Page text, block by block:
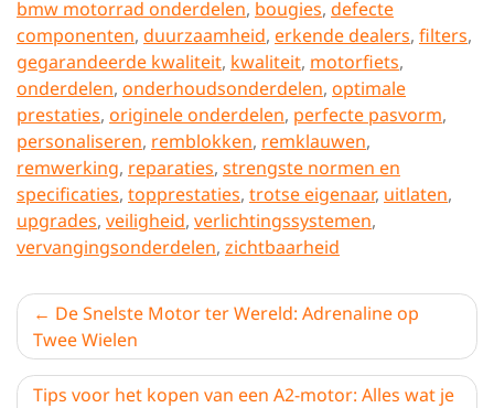
bmw motorrad onderdelen, bougies, defecte
componenten, duurzaamheid, erkende dealers, filters,
gegarandeerde kwaliteit, kwaliteit, motorfiets,
onderdelen, onderhoudsonderdelen, optimale
prestaties, originele onderdelen, perfecte pasvorm,
personaliseren, remblokken, remklauwen,
remwerking, reparaties, strengste normen en
specificaties, topprestaties, trotse eigenaar, uitlaten,
upgrades, veiligheid, verlichtingssystemen,
vervangingsonderdelen, zichtbaarheid
Berichtnavigatie
De Snelste Motor ter Wereld: Adrenaline op
Twee Wielen
Tips voor het kopen van een A2-motor: Alles wat je